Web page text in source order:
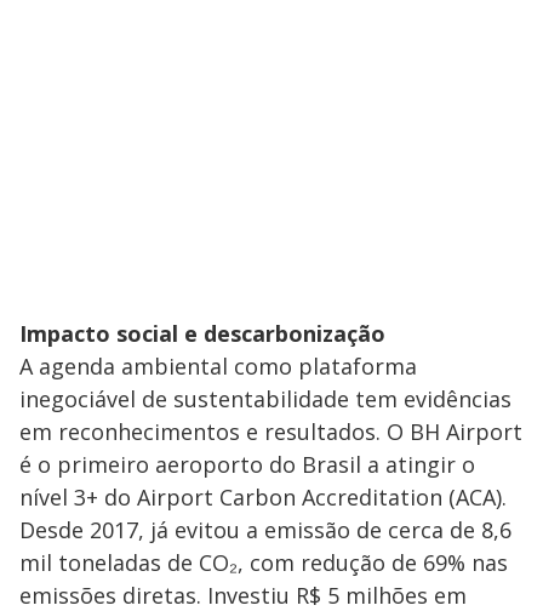
Impacto social e descarbonização
A agenda ambiental como plataforma
inegociável de sustentabilidade tem evidências
em reconhecimentos e resultados. O BH Airport
é o primeiro aeroporto do Brasil a atingir o
nível 3+ do Airport Carbon Accreditation (ACA).
Desde 2017, já evitou a emissão de cerca de 8,6
mil toneladas de CO₂, com redução de 69% nas
emissões diretas. Investiu R$ 5 milhões em